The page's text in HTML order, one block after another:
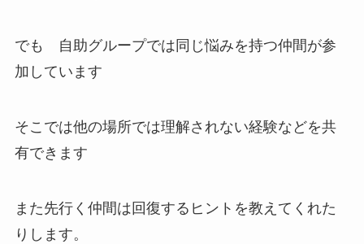
でも 自助グループでは同じ悩みを持つ仲間が参
加しています
そこでは他の場所では理解されない経験などを共
有できます
また先行く仲間は回復するヒントを教えてくれた
りします。